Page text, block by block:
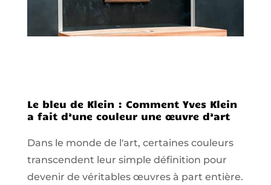
Le bleu de Klein : Comment Yves Klein
a fait d’une couleur une œuvre d’art
Dans le monde de l'art, certaines couleurs
transcendent leur simple définition pour
devenir de véritables œuvres à part entière.